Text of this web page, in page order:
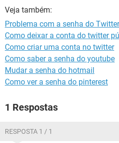
GUIA DE COMPRAS
Veja também:
Problema com a senha do Twitter
Como deixar a conta do twitter
Como criar uma conta no twitter
Como saber a senha do youtube
Mudar a senha do hotmail
Como ver a senha do pinterest
1 Respostas
RESPOSTA 1 / 1